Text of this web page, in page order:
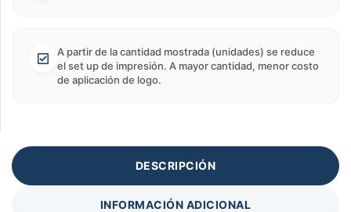
A partir de la cantidad mostrada (unidades) se reduce
el set up de impresión. A mayor cantidad, menor costo
de aplicación de logo.
DESCRIPCIÓN
INFORMACIÓN ADICIONAL